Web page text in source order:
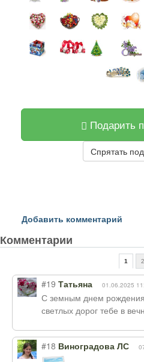
Подарить
Спрятать
Добавить комментарий
Комментарии
1 2
#19 Татьяна 01.06.2025
С земным днем
светлых дорог тебе в
#18 Виноградова ЛС